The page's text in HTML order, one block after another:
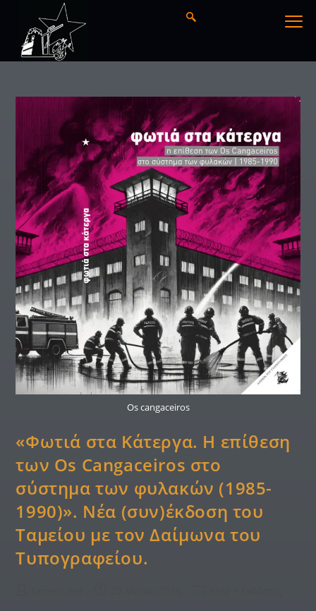
Os cangaceiros
«Φωτιά στα Κάτεργα. Η επίθεση
των Os Cangaceiros στο
σύστημα των φυλακών (1985-
1990)». Νέα (συν)έκδοση του
Ταμείου με τον Δαίμωνα του
Τυπογραφείου.